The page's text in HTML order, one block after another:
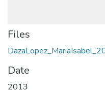
Files
Date
2013